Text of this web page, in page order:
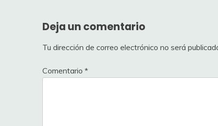
Deja un comentario
Tu dirección de correo electrónico no será
Comentario *